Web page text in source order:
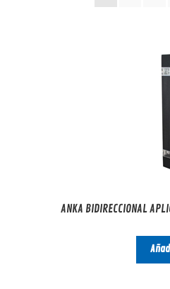
ANKA BIDIRECCIONAL